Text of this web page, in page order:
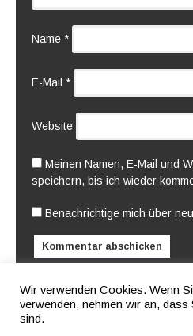
Name *
E-Mail *
Website
Meinen Namen, E-Mail und
speichern, bis ich wieder
Benachrichtige mich über
Current ye@r*
Wir verwenden Cookies. Wenn
verwenden, nehmen wir an, dass
sind.